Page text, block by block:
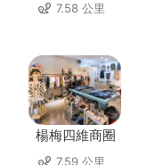
7.58 公里
楊梅四維商圈
7.59 公里